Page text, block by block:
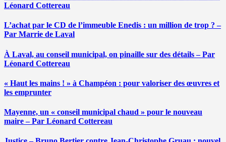
Léonard Cottereau
L’achat par le CD de l’immeuble Enedis : un million de trop ? –
Par Marrie de Laval
À Laval, au conseil municipal, on pinaille sur des détails – Par
Léonard Cottereau
« Haut les mains ! » à Champéon : pour valoriser des œuvres et
les emprunter
Mayenne, un « conseil municipal chaud » pour le nouveau
maire – Par Léonard Cottereau